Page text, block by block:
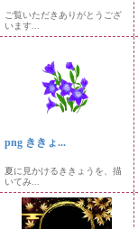
ご覧いただきありがとうござ
います...
png ききょ...
夏に見かけるききょうを、描
いてみ...